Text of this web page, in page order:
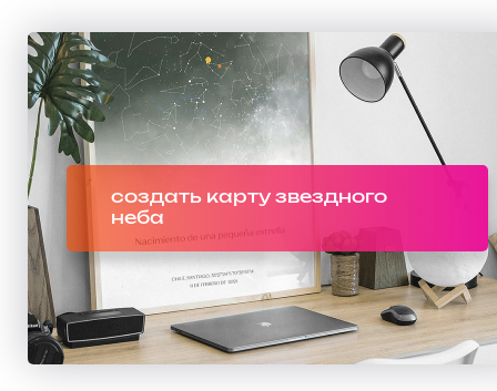
создать карту звездного
неба